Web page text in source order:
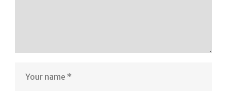
inglés-
bradford